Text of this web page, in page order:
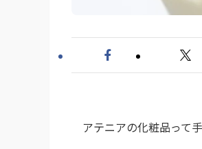
アテニアの化粧品って